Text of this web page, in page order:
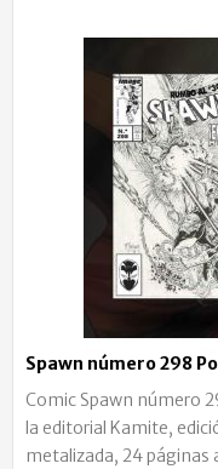
Spawn número 298
Comic Spawn número
la editorial Kamite,
metalizada, 24 páginas